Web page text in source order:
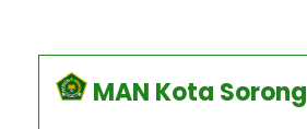
MAN Kota Sorong